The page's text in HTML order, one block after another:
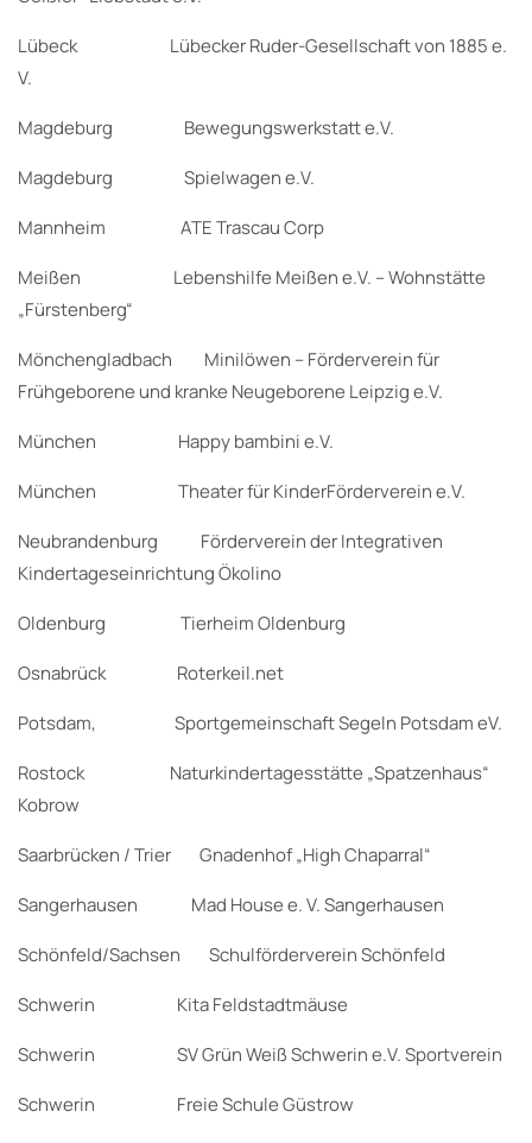
Lübeck Lübecker Ruder-Gesellschaft von 1885 e.
V.
Magdeburg Bewegungswerkstatt e.V.
Magdeburg Spielwagen e.V.
Mannheim ATE Trascau Corp
Meißen Lebenshilfe Meißen e.V. – Wohnstätte
„Fürstenberg“
Mönchengladbach Minilöwen – Förderverein für
Frühgeborene und kranke Neugeborene Leipzig e.V.
München Happy bambini e.V.
München Theater für KinderFörderverein e.V.
Neubrandenburg Förderverein der Integrativen
Kindertageseinrichtung Ökolino
Oldenburg Tierheim Oldenburg
Osnabrück Roterkeil.net
Potsdam, Sportgemeinschaft Segeln Potsdam eV.
Rostock Naturkindertagesstätte „Spatzenhaus“
Kobrow
Saarbrücken / Trier Gnadenhof „High Chaparral“
Sangerhausen Mad House e. V. Sangerhausen
Schönfeld/Sachsen Schulförderverein Schönfeld
Schwerin Kita Feldstadtmäuse
Schwerin SV Grün Weiß Schwerin e.V. Sportverein
Schwerin Freie Schule Güstrow